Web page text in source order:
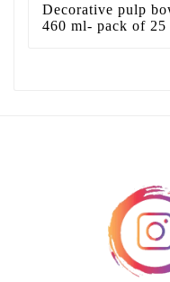
Decorative pulp
460 ml- pack of 25